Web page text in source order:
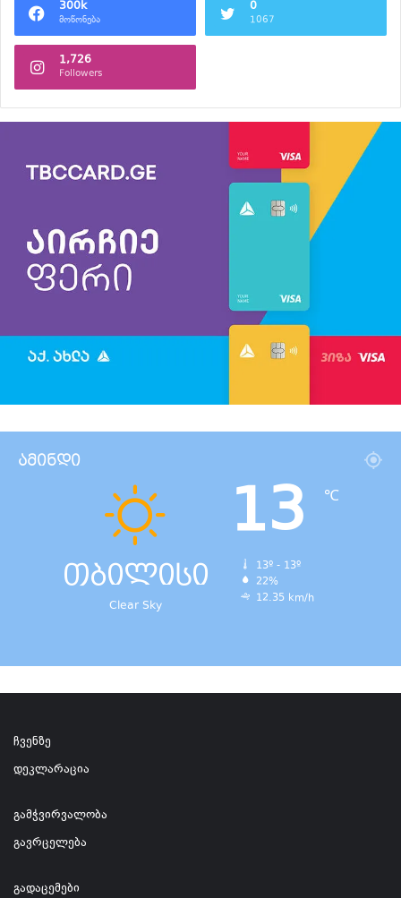
300k
მოწონება
0
1067
1,726
Followers
ამინდი
თბილისი
Clear Sky
13 ℃
13º - 13º
22%
12.35 km/h
ჩვენზე
დეკლარაცია
გამჭვირვალობა
გავრცელება
გადაცემები